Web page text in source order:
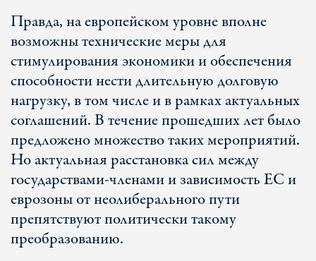
Правда, на европейском уровне вполне
возможны технические меры для
стимулирования экономики и обеспечения
способности нести длительную долговую
нагрузку, в том числе и в рамках актуальных
соглашений. В течение прошедших лет было
предложено множество таких мероприятий.
Но актуальная расстановка сил между
государствами-членами и зависимость ЕС и
еврозоны от неолиберального пути
препятствуют политически такому
преобразованию.